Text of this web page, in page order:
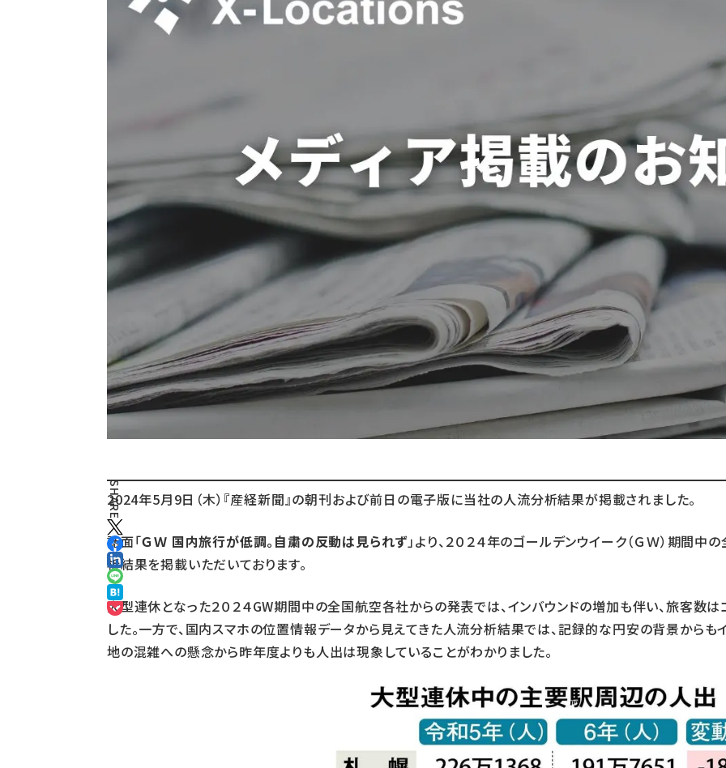
2024年5月9日（木）『産経新聞』の朝刊および前日の電子版に当社の人流分析結果が掲載されました。
誌面「ＧＷ 国内旅行が低調。自粛の反動は見られず」より、２０２４年のゴールデンウイーク（ＧＷ）期間
析結果を掲載いただいております。
大型連休となった２０２４GW期間中の全国航空各社からの発表では、インバウンドの増加も伴い、旅客数
した。一方で、国内スマホの位置情報データから見えてきた人流分析結果では、記録的な円安の背景から
地の混雑への懸念から昨年度よりも人出は現象していることがわかりました。
SHARE